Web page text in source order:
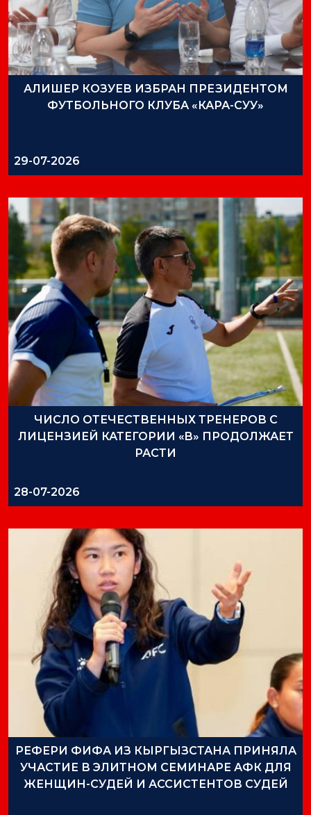
АЛИШЕР КОЗУЕВ ИЗБРАН ПРЕЗИДЕНТОМ
ФУТБОЛЬНОГО КЛУБА «КАРА-СУУ»
29-07-2026
ЧИСЛО ОТЕЧЕСТВЕННЫХ ТРЕНЕРОВ С
ЛИЦЕНЗИЕЙ КАТЕГОРИИ «B» ПРОДОЛЖАЕТ
РАСТИ
28-07-2026
РЕФЕРИ ФИФА ИЗ КЫРГЫЗСТАНА ПРИНЯЛА
УЧАСТИЕ В ЭЛИТНОМ СЕМИНАРЕ АФК ДЛЯ
ЖЕНЩИН-СУДЕЙ И АССИСТЕНТОВ СУДЕЙ